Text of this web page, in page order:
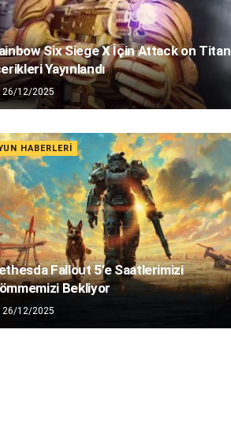
Six Siege X İçin Attack on Titan
Yayınlandı
26/12/2025
HABERLERI
Fallout 5’e Saatlerimizi
Bekliyor
26/12/2025